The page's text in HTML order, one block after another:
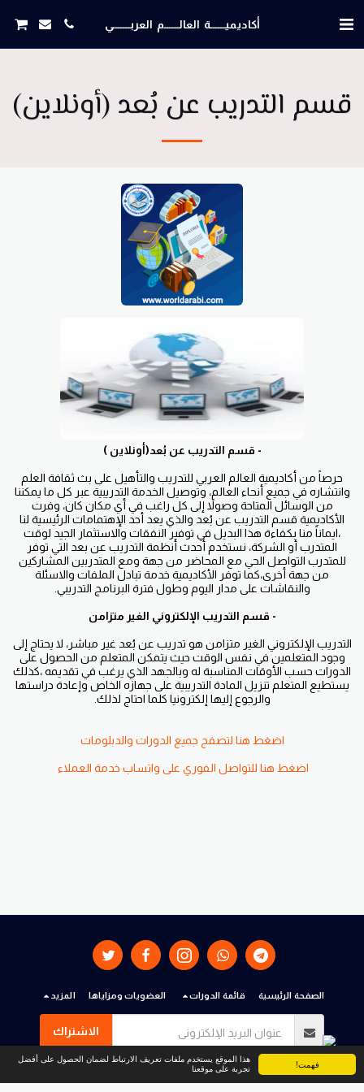
فهمت!
هذا الموقع يستخدم ملفات تعريف الارتباط لضمان الحصول على أفضل
تجربة على موقعنا
أكاديميــــــة العالــــــم العربـــــــي
قسم التدريب عن بُعد (أونلاين)
- قسم التدريب عن بُعد(أونلاين )
حرصاً من أكاديمية العالم العربي للتدريب والتأهيل على بث ثقافة العلم
وانتشاره في جميع أنحاء العالم، وتوصيل الخدمة التدريبية عبر كل ما يمكننا
من الوسائل المتاحة وصولاً إلى كل راغب في أي مكان كان، وفرت
الأكاديمية قسم التدريب عن بُعد والذي يعد أحد الإهتمامات الرئيسية لنا
،ايماناً منا بكفاءة هذا البديل في توفير النفقات والاستثمار الجيد لوقت
المتدرب أو الشركة، نستخدم أحدث أنظمة التدريب عن بعد التي توفر
للمتدرب التواصل الحي مع المحاضر من جهة ومع المتدربين المشاركين
من جهة أخرى،كما توفر الأكاديمية خدمة تبادل الملفات والاسئلة
والنقاشات على مدار اليوم وطول فترة البرنامج التدريبي.
- قسم التدريب الإلكتروني الغير متزامن
التدريب الإلكتروني الغير متزامن هو تدريب عن بُعد غير مباشر، لا يحتاج إلى
وجود المتعلمين في نفس الوقت حيث يتمكن المتعلم من الحصول على
الدورات حسب الأوقات المناسبة له وبالجهد الذي يرغب في تقديمه ،كذلك
يستطيع المتعلم تنزيل المادة التدريبية على جهازه الخاص وإعادة دراستها
والرجوع إليها إلكترونيا كلما احتاج لذلك.
اضغط هنا لتصفح جميع الدورات والدبلومات
اضغط هنا للتواصل الفوري على واتساب خدمة العملاء
الصفحة الرئيسية قائمة الدورات العضويات ومزاياها المزيد
الاشتراك
حقوق النشر © 2026 جميع الحقوق محفوظة -